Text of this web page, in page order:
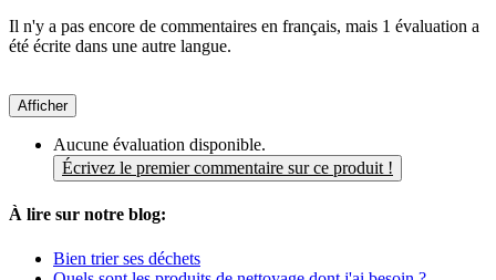
Il n'y a pas encore de commentaires en français, mais 1 évaluation a
été écrite dans une autre langue.
Afficher
Aucune évaluation disponible.
Écrivez le premier commentaire sur ce produit !
À lire sur notre blog:
Bien trier ses déchets